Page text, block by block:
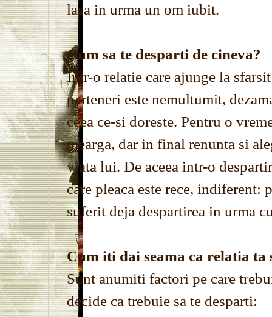
lasa in urma un om iubit.
Cum sa te desparti de cineva?
Intr-o relatie care ajunge la
parteneri este nemultumit,
ceea ce-si doreste. Pentru o
mearga, dar in final renunta si
viata lui. De aceea intr-o
care pleaca este rece, indiferent:
suferit deja despartirea in urma
Cum iti dai seama ca relatia ta
Sunt anumiti factori pe care
decide ca trebuie sa te desparti: